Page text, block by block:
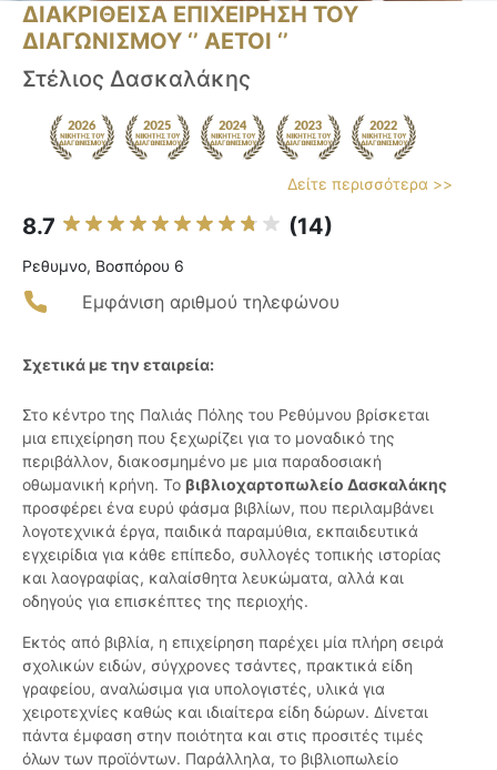
ΔΙΑΚΡΙΘΕΙΣΑ ΕΠΙΧΕΙΡΗΣΗ ΤΟΥ
ΔΙΑΓΩΝΙΣΜΟΥ ‘’ ΑΕΤΟΙ ‘’
Στέλιος Δασκαλάκης
Δείτε περισσότερα >>
8.7 (14)
Ρεθυμνο, Βοσπόρου 6
Εμφάνιση αριθμού τηλεφώνου
Σχετικά με την εταιρεία:
Στο κέντρο της Παλιάς Πόλης του Ρεθύμνου βρίσκεται
μια επιχείρηση που ξεχωρίζει για το μοναδικό της
περιβάλλον, διακοσμημένο με μια παραδοσιακή
οθωμανική κρήνη. Το βιβλιοχαρτοπωλείο Δασκαλάκης
προσφέρει ένα ευρύ φάσμα βιβλίων, που περιλαμβάνει
λογοτεχνικά έργα, παιδικά παραμύθια, εκπαιδευτικά
εγχειρίδια για κάθε επίπεδο, συλλογές τοπικής ιστορίας
και λαογραφίας, καλαίσθητα λευκώματα, αλλά και
οδηγούς για επισκέπτες της περιοχής.
Εκτός από βιβλία, η επιχείρηση παρέχει μία πλήρη σειρά
σχολικών ειδών, σύγχρονες τσάντες, πρακτικά είδη
γραφείου, αναλώσιμα για υπολογιστές, υλικά για
χειροτεχνίες καθώς και ιδιαίτερα είδη δώρων. Δίνεται
πάντα έμφαση στην ποιότητα και στις προσιτές τιμές
όλων των προϊόντων. Παράλληλα, το βιβλιοπωλείο